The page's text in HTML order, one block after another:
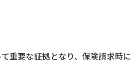
重要な証拠となり、保険請求時に